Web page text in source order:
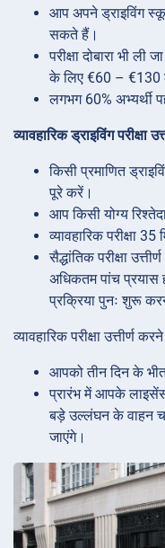
आप अपने ड्राइविंग
सकते हैं।
परीक्षा दोबारा भी
के लिए €60 – €130
लगभग 60% अभ्यर्थी
व्यावहारिक ड्राइविंग परीक्षा
किसी प्रमाणित
पूरे करें।
आप किसी योग्य
व्यावहारिक परीक्षा
सैद्धांतिक परीक्षा
अधिकतम पांच
प्रक्रिया पुनः शुरू
व्यावहारिक परीक्षा उत्तीर्ण
आपको तीन दिन के
प्रारंभ में आपके
बड़े उल्लंघन के वाहन
जाएंगे।